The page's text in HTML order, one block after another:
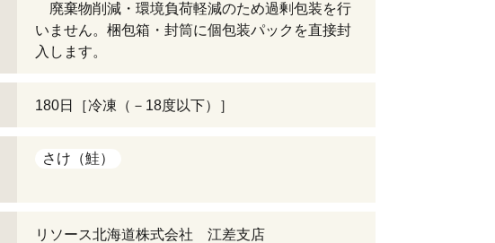
廃棄物削減・環境負荷軽減のため過剰包装を行
いません。梱包箱・封筒に個包装パックを直接封
入します。
180日［冷凍（－18度以下）］
さけ（鮭）
リソース北海道株式会社 江差支店